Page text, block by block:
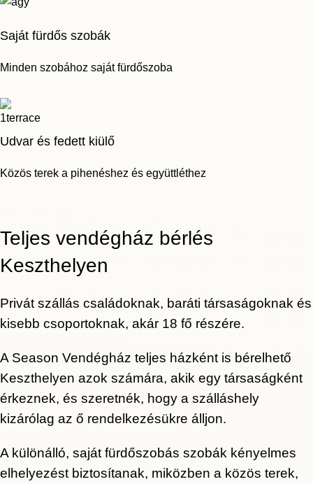
Saját fürdős szobák
Minden szobához saját fürdőszoba
Udvar és fedett kiülő
Közös terek a pihenéshez és együttléthez
Teljes vendégház bérlés
Keszthelyen
Privát szállás családoknak, baráti társaságoknak és
kisebb csoportoknak, akár 18 fő részére.
A Season Vendégház teljes házként is bérelhető
Keszthelyen azok számára, akik egy társaságként
érkeznek, és szeretnék, hogy a szálláshely
kizárólag az ő rendelkezésükre álljon.
A különálló, saját fürdőszobás szobák kényelmes
elhelyezést biztosítanak, miközben a közös terek,